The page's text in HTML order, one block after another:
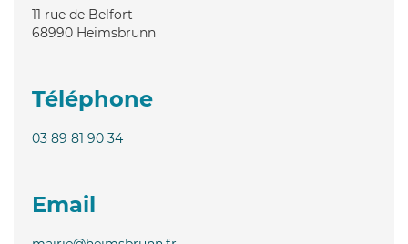
11 rue de Belfort
68990 Heimsbrunn
Téléphone
03 89 81 90 34
Email